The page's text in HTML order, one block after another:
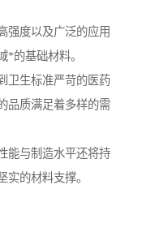
强度以及广泛的应用
*的基础材料。
卫生标准严苛的医药
品质满足着多样的需
能与制造水平还将持
的材料支撑。